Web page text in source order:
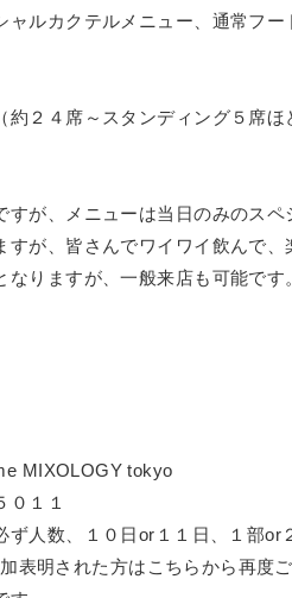
ルカクテルメニュー、通常フー
約２４席～スタンディング５席ほ
すが、メニューは当日のみのス
すが、皆さんでワイワイ飲んで
なりますが、一般来店も可能です
MIXOLOGY tokyo
０１１
人数、１０日or１１日、１部or
表明された方はこちらから再度